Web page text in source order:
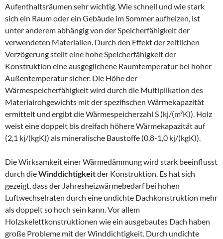
Aufenthaltsräumen sehr wichtig. Wie schnell und wie stark
sich ein Raum oder ein Gebäude im Sommer aufheizen, ist
unter anderem abhängig von der Speicherfähigkeit der
verwendeten Materialien. Durch den Effekt der zeitlichen
Verzögerung stellt eine hohe Speicherfähigkeit der
Konstruktion eine ausgeglichene Raumtemperatur bei hoher
Außentemperatur sicher. Die Höhe der
Wärmespeicherfähigkeit wird durch die Multiplikation des
Materialrohgewichts mit der spezifischen Wärmekapazität
ermittelt und ergibt die Wärmespeicherzahl S (kj/(m³K)). Holz
weist eine doppelt bis dreifach höhere Wärmekapazität auf
(2,1 kj/(kgK)) als mineralische Baustoffe (0,8-1,0 kj/(kgK)).
Die Wirksamkeit einer Wärmedämmung wird stark beeinflusst
durch dieWinddichtigkeitder Konstruktion. Es hat sich
gezeigt, dass der Jahresheizwärmebedarf bei hohen
Luftwechselraten durch eine undichte Dachkonstruktion mehr
als doppelt so hoch sein kann. Vor allem
Holzskelettkonstruktionen wie ein ausgebautes Dach haben
große Probleme mit der Winddichtigkeit. Durch undichte